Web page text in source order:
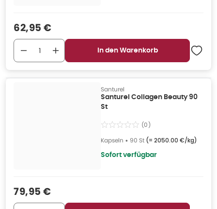
Verkaufspreis
62,95 €
In den Warenkorb
Santurel
Santurel Collagen Beauty 90
St
(0)
Kapseln • 90 St (= 2050.00 €/kg)
Sofort verfügbar
Verkaufspreis
79,95 €